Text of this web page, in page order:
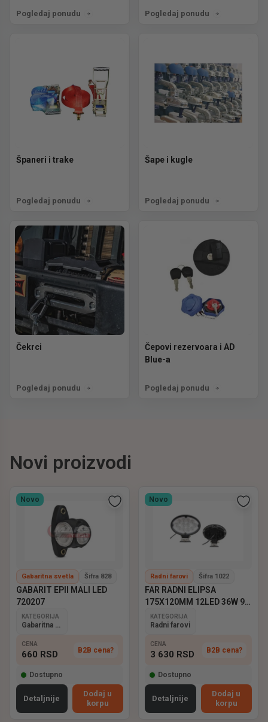
Pogledaj ponudu Pogledaj ponudu
Španeri i trake
Pogledaj ponudu
Šape i kugle
Pogledaj ponudu
Čekrci
Pogledaj ponudu
Čepovi rezervoara i AD
Blue-a
Pogledaj ponudu
Novi proizvodi
Novo
Gabaritna svetla Šifra 828
GABARIT EPII MALI LED
720207
KATEGORIJA
Gabaritna svetla
CENA
660 RSD B2B cena?
Dostupno
Detaljnije
Dodaj u
korpu
Novo
Radni farovi Šifra 1022
FAR RADNI ELIPSA
175X120MM 12LED 36W 9-
60V EMARK
KATEGORIJA
Radni farovi
CENA
3 630 RSD B2B cena?
Dostupno
Detaljnije
Dodaj u
korpu